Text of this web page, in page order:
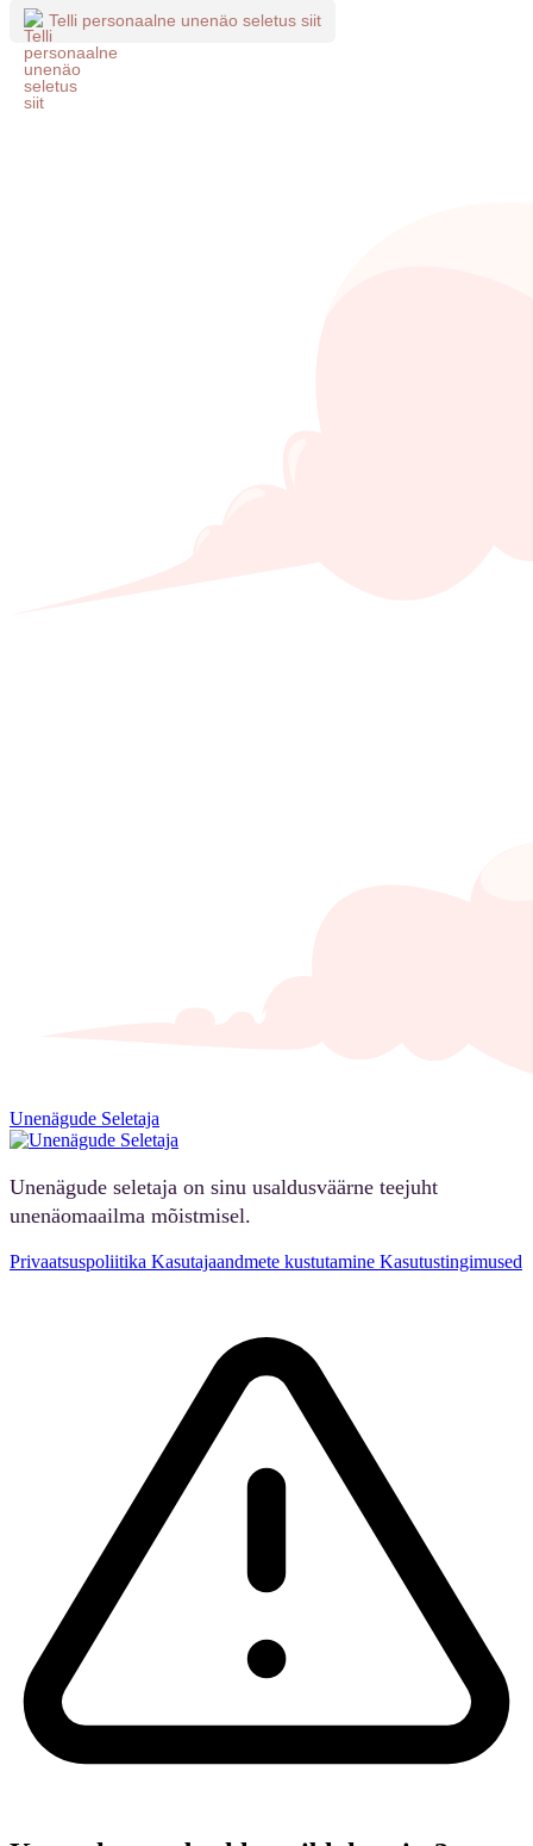
Telli personaalne unenäo seletus siit
Unenägude Seletaja
Unenägude seletaja on sinu usaldusväärne teejuht
unenäomaailma mõistmisel.
Privaatsuspoliitika Kasutajaandmete kustutamine Kasutustingimused